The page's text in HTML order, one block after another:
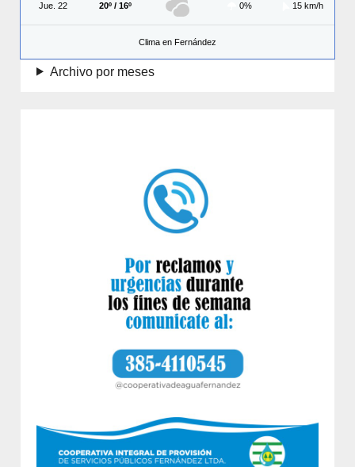
Jue. 22 20º / 16º 0% 15 km/h
Clima en Fernández
Archivo por meses